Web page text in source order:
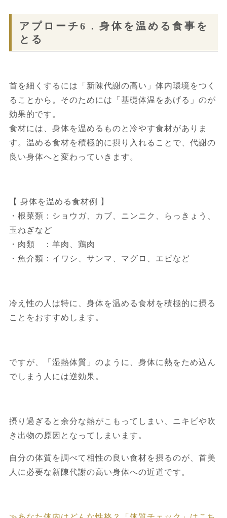
アプローチ6．身体を温める食事を
とる
首を細くするには「新陳代謝の高い」体内環境をつく
ることから。そのためには「基礎体温をあげる」のが
効果的です。
食材には、身体を温めるものと冷やす食材がありま
す。温める食材を積極的に摂り入れることで、代謝の
良い身体へと変わっていきます。
【 身体を温める食材例 】
・根菜類：ショウガ、カブ、ニンニク、らっきょう、
玉ねぎなど
・肉類 ：羊肉、鶏肉
・魚介類：イワシ、サンマ、マグロ、エビなど
冷え性の人は特に、身体を温める食材を積極的に摂る
ことをおすすめします。
ですが、「湿熱体質」のように、身体に熱をため込ん
でしまう人には逆効果。
摂り過ぎると余分な熱がこもってしまい、ニキビや吹
き出物の原因となってしまいます。
自分の体質を調べて相性の良い食材を摂るのが、首美
人に必要な新陳代謝の高い身体への近道です。